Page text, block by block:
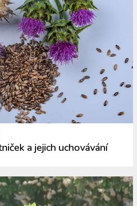
a jejich uchovávání